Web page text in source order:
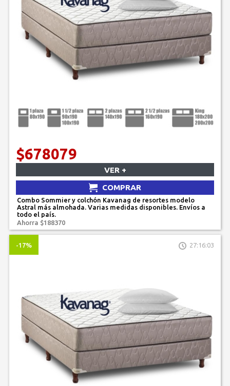
$678079
VER +
COMPRAR
Combo Sommier y colchón Kavanag de resortes modelo
Astral más almohada. Varias medidas disponibles. Envíos a
todo el país.
Ahorra $188370
-17% 27:16:03